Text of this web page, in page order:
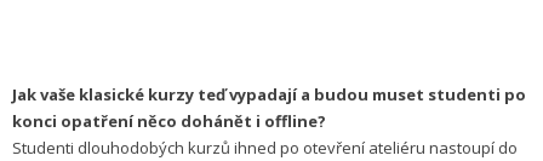
Jak vaše klasické kurzy teď vypadají a budou muset studenti po
konci opatření něco dohánět i offline?
Studenti dlouhodobých kurzů ihned po otevření ateliéru nastoupí do